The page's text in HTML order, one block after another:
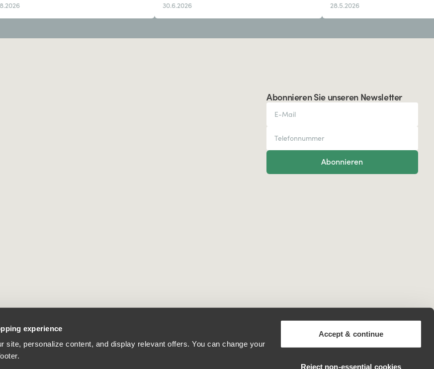
experience
site, personalize content, and display relevant offers. You can change your
Accept & continue
Reject non‑essential cookies
30.6.2026
28.5.2026
Abonnieren Sie unseren Newsletter
Abonnieren